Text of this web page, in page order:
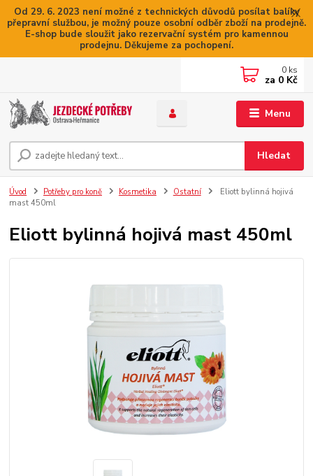
Od 29. 6. 2023 není možné z technických důvodů posílat balíky
přepravní službou, je možný pouze osobní odběr zboží na prodejně.
E-shop bude sloužit jako rezervační systém pro kamennou
prodejnu. Děkujeme za pochopení.
Menu
Hledat
0 ks
za 0 Kč
Úvod Potřeby pro koně Kosmetika Ostatní
Eliott bylinná hojivá
mast 450ml
Eliott bylinná hojivá mast 450ml